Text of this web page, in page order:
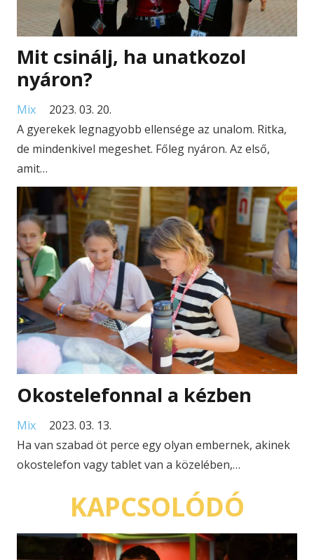
Mit csinálj, ha unatkozol
nyáron?
Mix
2023. 03. 20.
A gyerekek legnagyobb ellensége az unalom. Ritka,
de mindenkivel megeshet. Főleg nyáron. Az első,
amit…
Okostelefonnal a kézben
Mix
2023. 03. 13.
Ha van szabad öt perce egy olyan embernek, akinek
okostelefon vagy tablet van a közelében,…
KAPCSOLÓDÓ